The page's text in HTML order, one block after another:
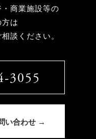
商業施設等の
は
談ください。
3055
い合わせ →